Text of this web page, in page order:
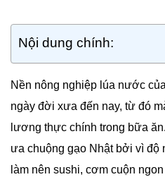
Nội dung chính:
Nền nông nghiệp lúa nước
ngày đời xưa đến nay, từ đó
lương thực chính trong bữa
ưa chuộng gạo Nhật bởi vì độ
làm nên sushi, cơm cuộn